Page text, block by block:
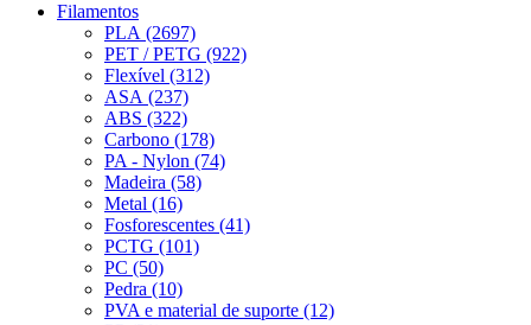
Filamentos
PLA (2697)
PET / PETG (922)
Flexível (312)
ASA (237)
ABS (322)
Carbono (178)
PA - Nylon (74)
Madeira (58)
Metal (16)
Fosforescentes (41)
PCTG (101)
PC (50)
Pedra (10)
PVA e material de suporte (12)